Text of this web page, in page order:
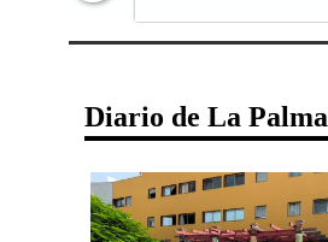
Diario de La Palma